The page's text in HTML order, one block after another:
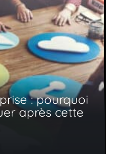
: pourquoi
après cette